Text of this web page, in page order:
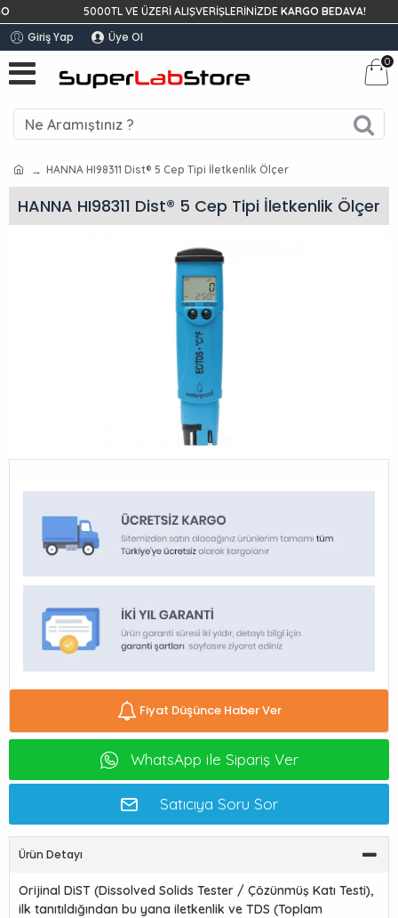
5000TL VE ÜZERİ ALIŞVERİŞLERİNİZDEKARGO BEDAVA!
Giriş Yap Üye Ol
0
HANNA HI98311 Dist® 5 Cep Tipi İletkenlik Ölçer
HANNA HI98311 Dist® 5 Cep Tipi İletkenlik Ölçer
Fiyat Düşünce Haber Ver
WhatsApp ile Sipariş Ver
Satıcıya Soru Sor
Ürün Detayı
Orijinal DiST (Dissolved Solids Tester / Çözünmüş Katı Testi),
ilk tanıtıldığından bu yana iletkenlik ve TDS (Toplam